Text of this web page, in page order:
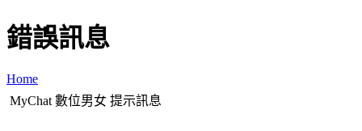
錯誤訊息
Home
MyChat 數位男女 提示訊息